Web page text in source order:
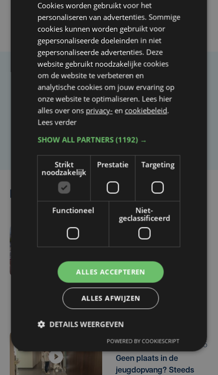
Taalfout opgemerkt?
Heb je een taal- of schrijffout opgemerkt in dit
artikel?
Laat het ons weten
Lees ook
5 uur geleden
miljoen euro aan
onrechtmatig
gerecupereerde BTW
terugbetalen
wo 5 augustus | 16:55
Geen plaats in de
jeugdopvang? Steeds
Cookies worden gebruikt voor het
personaliseren van advertenties. Sommige
cookies kunnen worden gebruikt voor
gepersonaliseerde doeleinden in niet
gepersonaliseerde advertenties. Deze
website gebruikt noodzakelijke cookies
om de website te verbeteren en
analytische cookies om jouw ervaring op
onze website te optimaliseren. Lees hier
alles over ons privacy- en cookiebeleid.
Lees verder
SHOW ALL PARTNERS(1192) →
Strikt
noodzakelijk
Prestatie Targeting
Functioneel
Niet-
geclassificeerd
ALLES ACCEPTEREN
ALLES AFWIJZEN
DETAILS WEERGEVEN
POWERED BY COOKIESCRIPT